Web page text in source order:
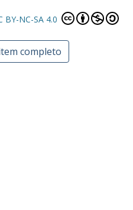
BY-NC-SA 4.0
completo